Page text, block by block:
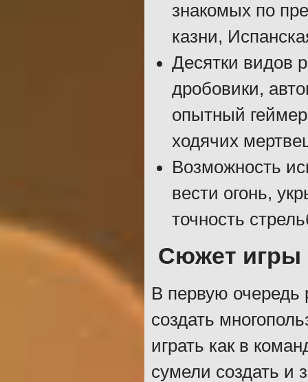
знакомых по
казни,
Десятки видов
дробовики,
опытный
ходячих
Возможность
вести огонь,
точность
Сюжет игры
В первую очередь
создать
играть как в
сумели создать и